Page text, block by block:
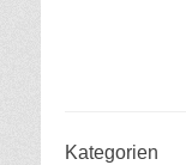
Kategorien